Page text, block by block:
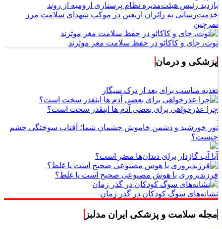
بازدید رئیس هیئت‌مدیره نظام پرستاری ارومیه از روند
خدمت‌رسانی به زائران اربعین در موکب شهدای سلامت مرز
تمرچین
توت، چای و کاکائو در حفظ سلامت مغز موثرند
پزشکی و درمان
تغذیه مناسب برای بعد از ترک سیگار
چرا عذرخواهی برای بعضی آدم ها اینقدر سخت است؟
نور خورشید و دشمن خاموش چشمان شما؛ آفتاب سوختگی چشم
چیست؟
آیا آب گازدار برای دندان‌ها مضر است؟
فرزندپروری با هوش مصنوعی صحیح است یا غلط؟
نشانه‌های سوگ کودکان در گذر زمان
مجله سلامت و پزشکی ایران مدلبز